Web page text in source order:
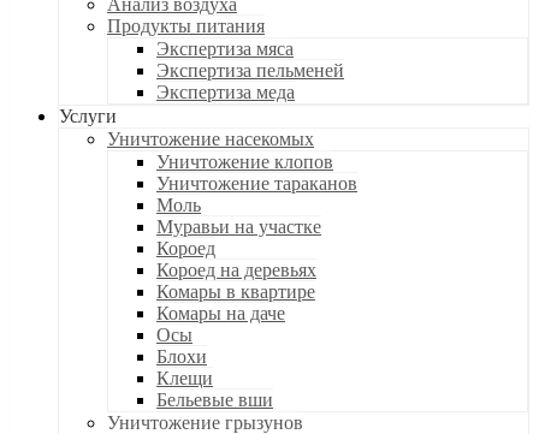
Анализ воздуха
Продукты питания
Экспертиза мяса
Экспертиза пельменей
Экспертиза меда
Услуги
Уничтожение насекомых
Уничтожение клопов
Уничтожение тараканов
Моль
Муравьи на участке
Короед
Короед на деревьях
Комары в квартире
Комары на даче
Осы
Блохи
Клещи
Бельевые вши
Уничтожение грызунов